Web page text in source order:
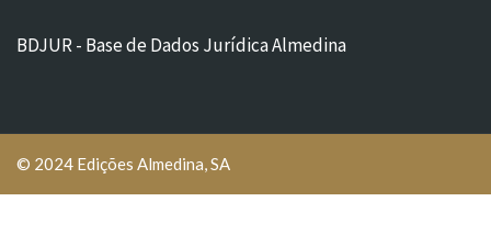
BDJUR - Base de Dados Jurídica Almedina
© 2024 Edições Almedina, SA